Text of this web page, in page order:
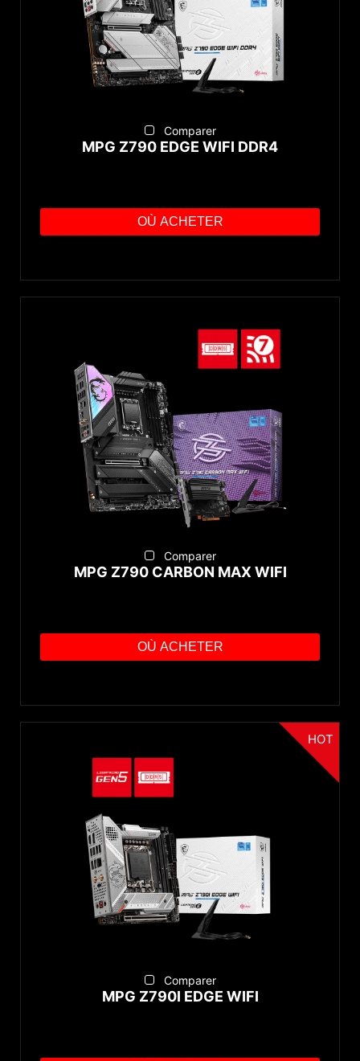
Comparer
MPG Z790 EDGE WIFI DDR4
OÙ ACHETER
Comparer
MPG Z790 CARBON MAX WIFI
OÙ ACHETER
HOT
Comparer
MPG Z790I EDGE WIFI